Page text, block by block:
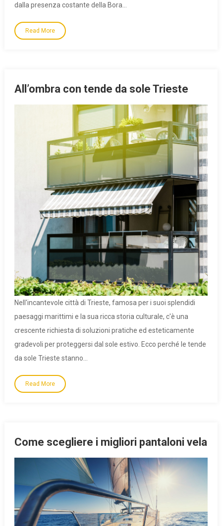
dalla presenza costante della Bora…
Read More
All’ombra con tende da sole Trieste
Nell'incantevole città di Trieste, famosa per i suoi splendidi
paesaggi marittimi e la sua ricca storia culturale, c'è una
crescente richiesta di soluzioni pratiche ed esteticamente
gradevoli per proteggersi dal sole estivo. Ecco perché le tende
da sole Trieste stanno…
Read More
Come scegliere i migliori pantaloni vela